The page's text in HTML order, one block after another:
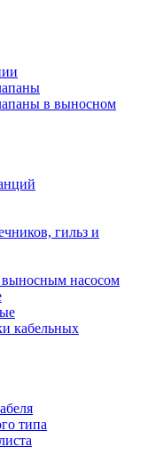
в выносном
гильз и
выносным насосом
кабельных
типа